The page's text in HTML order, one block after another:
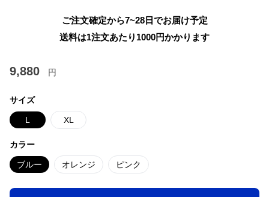
ご注文確定から7~28日でお届け予定
送料は1注文あたり 1000円かかります
9,880 円
サイズ
L XL
カラー
ブルー オレンジ ピンク